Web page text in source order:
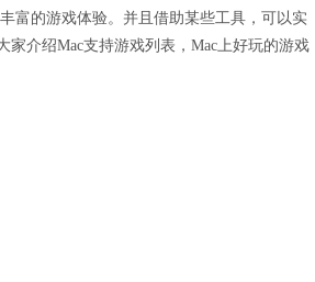
富的游戏体验。并且借助某些工具，可以实
家介绍Mac支持游戏列表，Mac上好玩的游戏